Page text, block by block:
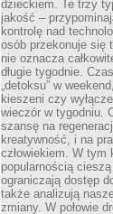
dzieckiem. Te trzy
jakość –
kontrolę nad
osób przekonuje się
nie oznacza
długie tygodnie.
„detoksu” w
kieszeni czy
wieczór w tygodniu.
szansę na
kreatywność, i na
człowiekiem. W
popularnością
ograniczają dostęp
także analizują
zmiany. W połowie